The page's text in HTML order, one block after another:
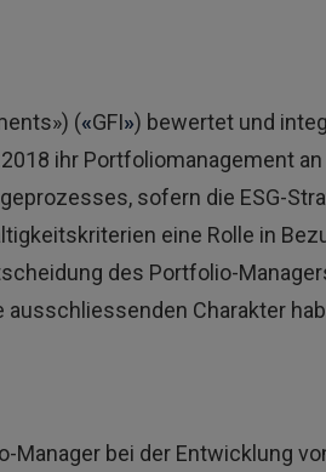
(«GFI») bewertet und
ihr Portfoliomanagement
sofern die ESG-
eine Rolle in
des Portfolio-
Charakter
bei der Entwicklung